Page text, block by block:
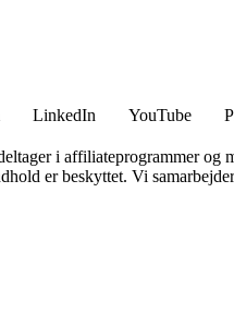
LinkedIn YouTube
i affiliateprogrammer og
er beskyttet. Vi